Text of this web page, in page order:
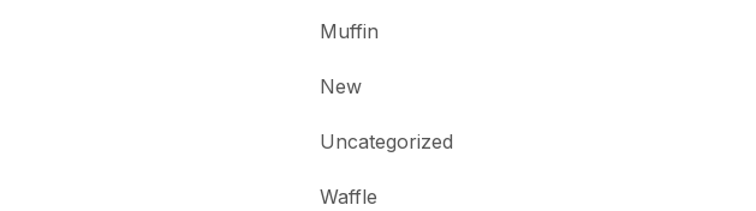
Muffin
New
Uncategorized
Waffle